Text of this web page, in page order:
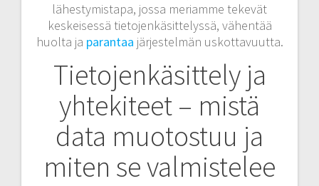
lähestymistapa, jossa meriamme tekevät
keskeisessä tietojenkäsittelyssä, vähentää
huolta ja parantaa järjestelmän uskottavuutta.
Tietojenkäsittely ja
yhtekiteet – mistä
data muotostuu ja
miten se valmistelee